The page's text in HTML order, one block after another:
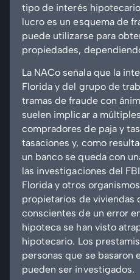
tipo de interés
lucro es un esquema de
puede utilizarse para
propiedades,
La NACo señala que la
Florida y del grupo de
tramas de fraude con
suelen implicar a
compradores de paja y
tasaciones y, como
un banco se queda con
las investigaciones del
Florida y otros
propietarios de viviendas
conscientes de un error
hipoteca se han visto
hipotecario. Los
personas que se basaron
pueden ser investigados.